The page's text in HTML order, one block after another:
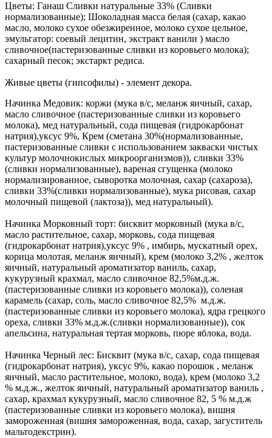
Цветы: Ганаш Сливки натуральные 33% (Сливки
нормализованные); Шоколадная масса белая (сахар, какао
масло, молоко сухое обезжиренное, молоко сухое цельное,
эмульгатор: соевый лецитин, экстракт ванили ) масло
сливочное(пастеризованные сливки из коровьего молока);
сахарный песок; экстаркт редиса.
Живые цветы (гипсофилы) - элемент декора.
Начинка Медовик: коржи (мука в/с, меланж яичный, сахар,
масло сливочное (пастеризованные сливки из коровьего
молока), мед натуральный, сода пищевая (гидрокарбонат
натрия),уксус 9%, Крем (сметана 30%(нормализованные,
пастеризованные сливки с использованием закваски чистых
культур молочнокислых микроорганизмов)), сливки 33%
(сливки нормализованные), вареная сгущенка (молоко
нормализированное, сыворотка молочная, сахар (сахароза),
сливки 33%(сливки нормализованные), мука рисовая, сахар
молочный пищевой (лактоза)), мед натуральный).
Начинка Морковный торт: бисквит морковный (мука в/с,
масло растительное, сахар, морковь, сода пищевая
(гидрокарбонат натрия),уксус 9% , имбирь, мускатный орех,
корица молотая, меланж яичный), крем (молоко 3,2% , желток
яичный, натуральный ароматизатор ваниль, сахар,
кукурузный крахмал, масло сливочное 82,5%м.д.ж.
(пастеризованные сливки из коровьего молока)), соленая
карамель (сахар, соль, масло сливочное 82,5% м.д.ж.
(пастеризованные сливки из коровьего молока), ядра грецкого
ореха, сливки 33% м.д.ж.(сливки нормализованные)), сок
апельсина, натуральная тертая морковь, пюре яблока, вода.
Начинка Черный лес: Бисквит (мука в/с, сахар, сода пищевая
(гидрокарбонат натрия), уксус 9%, какао порошок , меланж
яичный, масло растительное, молоко, вода), крем (молоко 3,2
% м.д.ж., желток яичный, натуральный ароматизатор ваниль ,
сахар, крахмал кукурузный, масло сливочное 82, 5 % м.д.ж
(пастеризованные сливки из коровьего молока), вишня
замороженная (вишня замороженная, вода, сахар, загуститель
мальтодекстрин).